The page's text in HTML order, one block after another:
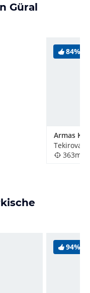
Güral
84%
Tekirova,
363m
94%